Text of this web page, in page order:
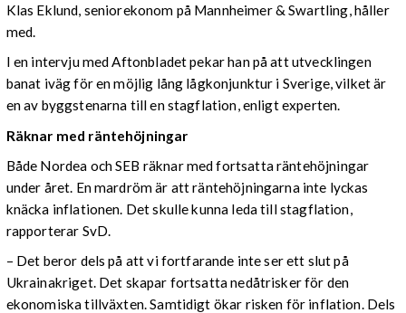
Klas Eklund, seniorekonom på Mannheimer & Swartling, håller
med.
I en intervju med Aftonbladet pekar han på att utvecklingen
banat iväg för en möjlig lång lågkonjunktur i Sverige, vilket är
en av byggstenarna till en stagflation, enligt experten.
Räknar med räntehöjningar
Både Nordea och SEB räknar med fortsatta räntehöjningar
under året. En mardröm är att räntehöjningarna inte lyckas
knäcka inflationen. Det skulle kunna leda till stagflation,
rapporterar SvD.
– Det beror dels på att vi fortfarande inte ser ett slut på
Ukrainakriget. Det skapar fortsatta nedåtrisker för den
ekonomiska tillväxten. Samtidigt ökar risken för inflation. Dels